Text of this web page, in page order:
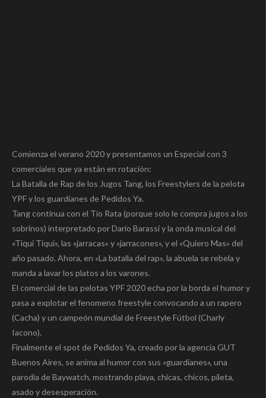
Comienza el verano 2020 y presentamos un Especial con 3
comerciales que ya están en rotación:
La Batalla de Rap de los Jugos Tang, los Freestylers de la pelota
YPF y los guardianes de Pedidos Ya.
Tang continua con el Tío Rata (porque solo le compra jugos a los
sobrinos) interpretado por Darío Barassi y la onda musical del
«Tiqui Tiqui», las «jarracas» y «jarracones», y el «Quiero Mas» del
año pasado. Ahora, en «La batalla del rap», la abuela se rebela y
manda a lavar los platos a los varones.
El comercial de las pelotas YPF 2020 echa por la borda el humor y
pasa a explotar el fenomeno freestyle convocando a un rapero
(Cacha) y un campeón mundial de Freestyle Fútbol (Charly
Iacono).
Finalmente el spot de Pedidos Ya, creado por la agencia GUT
Buenos Aires, se anima al humor con sus «guardianes», una
parodia de Baywatch, mostrando playa, chicas, chicos, pileta,
asado y desesperación.